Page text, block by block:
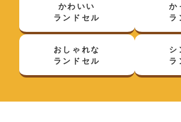
かわいい
ランドセル
か
ラ
おしゃれな
ランドセル
シ
ラ